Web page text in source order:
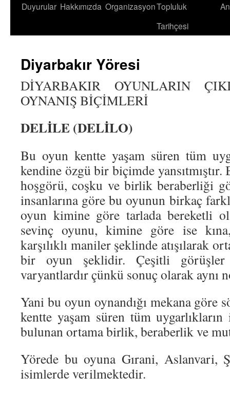
Duyurular Hakkımızda OrganizasyonTopluluk
Tarihçesi
Diyarbakır Yöresi
DİYARBAKIR OYUNLARIN
OYNANIŞ BİÇİMLERİ
DELİLE (DELİLO)
Bu oyun kentte yaşam süren tüm
kendine özgü bir biçimde yansıtmıştır.
hoşgörü, coşku ve birlik beraberliği
insanlarına göre bu oyunun birkaç
oyun kimine göre tarlada bereketli
sevinç oyunu, kimine göre ise
karşılıklı maniler şeklinde atışılarak
bir oyun şeklidir. Çeşitli görüşler
varyantlardır çünkü sonuç olarak aynı
Yani bu oyun oynandığı mekana göre
kentte yaşam süren tüm
bulunan ortama birlik, beraberlik ve
Yörede bu oyuna Gırani, Aslanvari,
isimlerde verilmektedir.